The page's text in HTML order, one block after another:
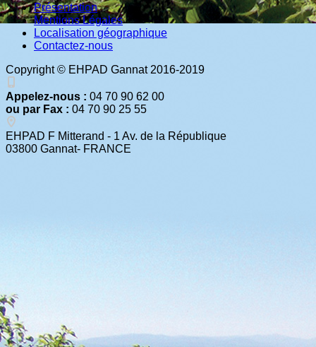
Présentation
Mentions Légales
Localisation géographique
Contactez-nous
Copyright © EHPAD Gannat 2016-2019
Appelez-nous : 04 70 90 62 00
ou par Fax : 04 70 90 25 55
EHPAD F Mitterand - 1 Av. de la République
03800 Gannat- FRANCE